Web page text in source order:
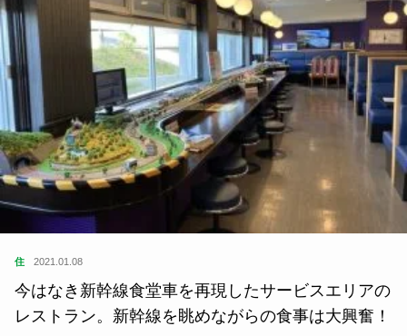
住 2021.01.08
今はなき新幹線食堂車を再現したサービスエリアの
レストラン。新幹線を眺めながらの食事は大興奮！